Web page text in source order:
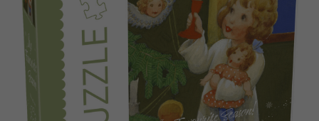
Bøker
Applikasjoner
Arkiverte produkter
Suomi
Dansk
Nederlands
Français